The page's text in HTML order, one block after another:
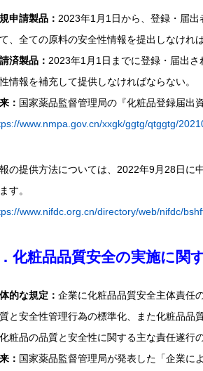
申請製品： 2023年1月1日から、登録・届
、全ての原料の安全性情報を提出しなけれ
済製品： 2023年1月1日までに登録・届出
情報を補充して提供しなければならない。
： 国家薬品監督管理局の『化粧品登録届出
www.nmpa.gov.cn/xxgk/ggtg/qtggtg/
の提供方法については、2022年9月28日に
す。
www.nifdc.org.cn/directory/web/nifdc/
化粧品品質安全の実施に関
的な規定： 企業に化粧品品質安全主体責任
と安全性管理行為の標準化、また化粧品品
粧品の品質と安全性に関する主な責任遂行
： 国家薬品監督管理局が発表した「企業に